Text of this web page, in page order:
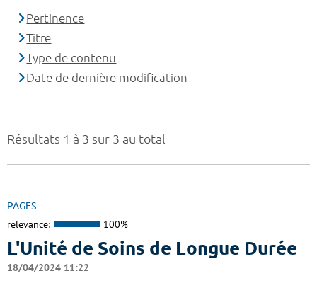
Résultats 1 à 3 sur 3 au total
PAGES
relevance: 100%
L'Unité de Soins de Longue Durée
18/04/2024 11:22
Pertinence
Titre
Type de contenu
Date de dernière modification